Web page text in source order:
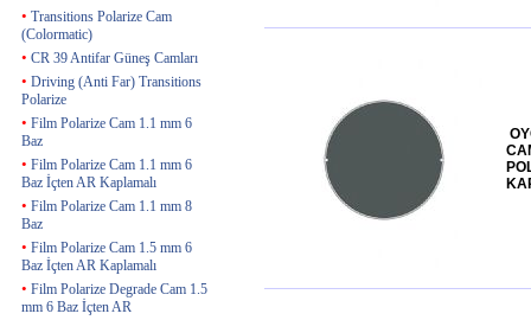
• Transitions Polarize Cam
(Colormatic)
• CR 39 Antifar Güneş Camları
• Driving (Anti Far) Transitions
Polarize
• Film Polarize Cam 1.1 mm 6
Baz
• Film Polarize Cam 1.1 mm 6
Baz İçten AR Kaplamalı
• Film Polarize Cam 1.1 mm 8
Baz
• Film Polarize Cam 1.5 mm 6
Baz İçten AR Kaplamalı
• Film Polarize Degrade Cam 1.5
mm 6 Baz İçten AR